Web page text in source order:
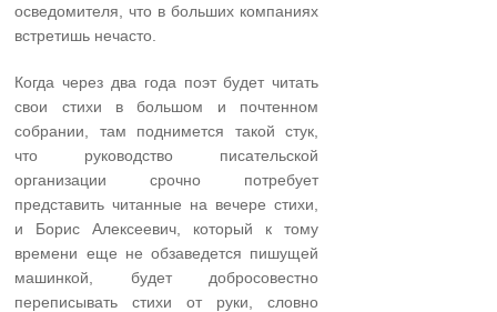
осведомителя, что в больших компаниях
встретишь нечасто.
Когда через два года поэт будет читать
свои стихи в большом и почтенном
собрании, там поднимется такой стук,
что руководство писательской
организации срочно потребует
представить читанные на вечере стихи,
и Борис Алексеевич, который к тому
времени еще не обзаведется пишущей
машинкой, будет добросовестно
переписывать стихи от руки, словно